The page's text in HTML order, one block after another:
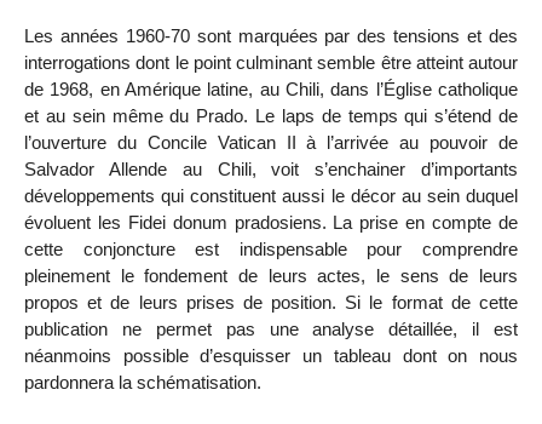
Les années 1960-70 sont marquées par des tensions et des
interrogations dont le point culminant semble être atteint autour
de 1968, en Amérique latine, au Chili, dans l’Église catholique
et au sein même du Prado. Le laps de temps qui s’étend de
l’ouverture du Concile Vatican II à l’arrivée au pouvoir de
Salvador Allende au Chili, voit s’enchainer d’importants
développements qui constituent aussi le décor au sein duquel
évoluent les Fidei donum pradosiens. La prise en compte de
cette conjoncture est indispensable pour comprendre
pleinement le fondement de leurs actes, le sens de leurs
propos et de leurs prises de position. Si le format de cette
publication ne permet pas une analyse détaillée, il est
néanmoins possible d’esquisser un tableau dont on nous
pardonnera la schématisation.